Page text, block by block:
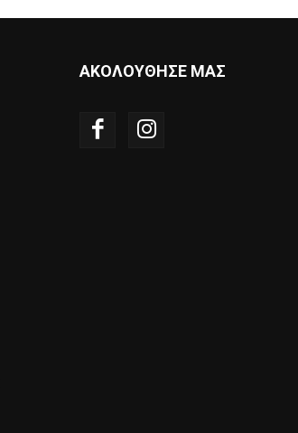
ΑΚΟΛΟΥΘΗΣΕ ΜΑΣ